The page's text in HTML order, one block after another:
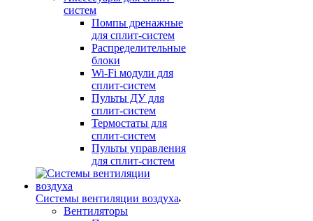
систем
Помпы дренажные
для сплит-систем
Распределительные
блоки
Wi-Fi модули для
сплит-систем
Пульты ДУ для
сплит-систем
Термостаты для
сплит-систем
Пульты управления
для сплит-систем
Системы вентиляции воздуха
Вентиляторы